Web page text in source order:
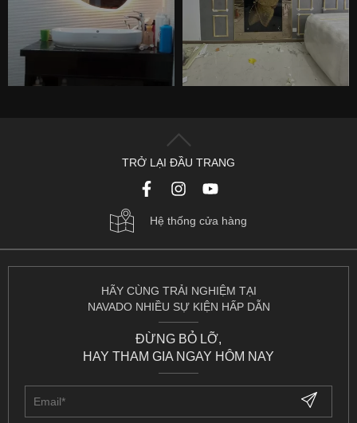
TRỞ LẠI ĐẦU TRANG
Hệ thống cửa hàng
HÃY CÙNG TRẢI NGHIỆM TẠI
NAVADO NHIỀU SỰ KIỆN HẤP DẪN
ĐỪNG BỎ LỠ,
HAY THAM GIA NGAY HÔM NAY